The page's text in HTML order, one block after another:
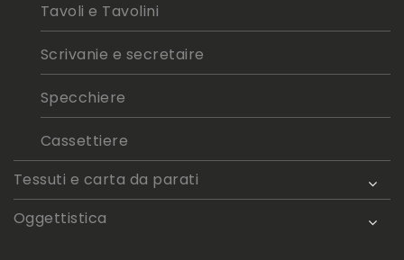
Tavoli e Tavolini
Scrivanie e secretaire
Specchiere
Cassettiere
Tessuti e carta da parati
Oggettistica